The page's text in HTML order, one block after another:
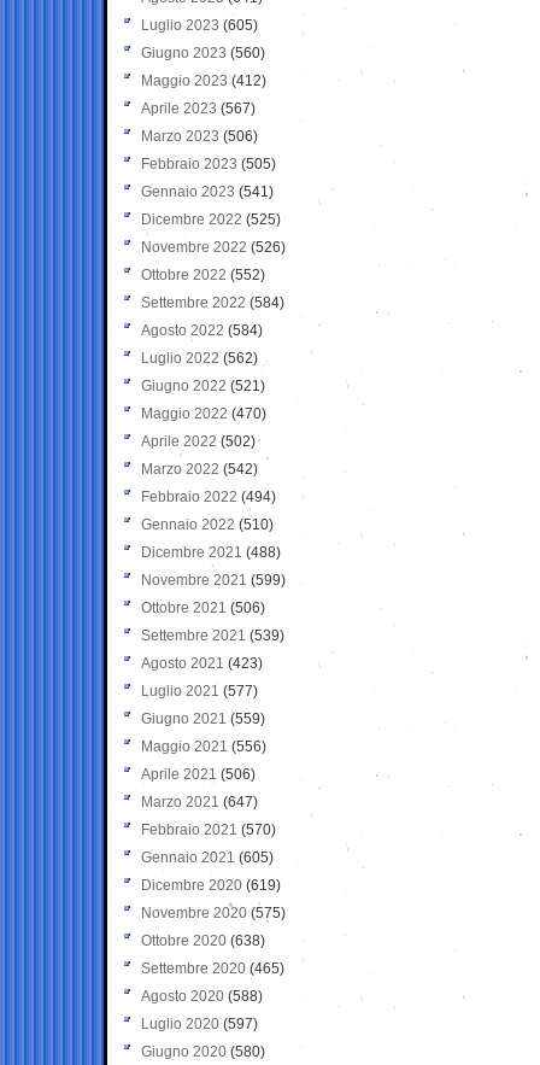
Luglio 2023 (605)
Giugno 2023 (560)
Maggio 2023 (412)
Aprile 2023 (567)
Marzo 2023 (506)
Febbraio 2023 (505)
Gennaio 2023 (541)
Dicembre 2022 (525)
Novembre 2022 (526)
Ottobre 2022 (552)
Settembre 2022 (584)
Agosto 2022 (584)
Luglio 2022 (562)
Giugno 2022 (521)
Maggio 2022 (470)
Aprile 2022 (502)
Marzo 2022 (542)
Febbraio 2022 (494)
Gennaio 2022 (510)
Dicembre 2021 (488)
Novembre 2021 (599)
Ottobre 2021 (506)
Settembre 2021 (539)
Agosto 2021 (423)
Luglio 2021 (577)
Giugno 2021(559)
Maggio 2021 (556)
Aprile 2021 (506)
Marzo 2021 (647)
Febbraio 2021 (570)
Gennaio 2021 (605)
Dicembre 2020 (619)
Novembre 2020 (575)
Ottobre 2020 (638)
Settembre 2020(465)
Agosto 2020 (588)
Luglio 2020 (597)
Giugno 2020 (580)